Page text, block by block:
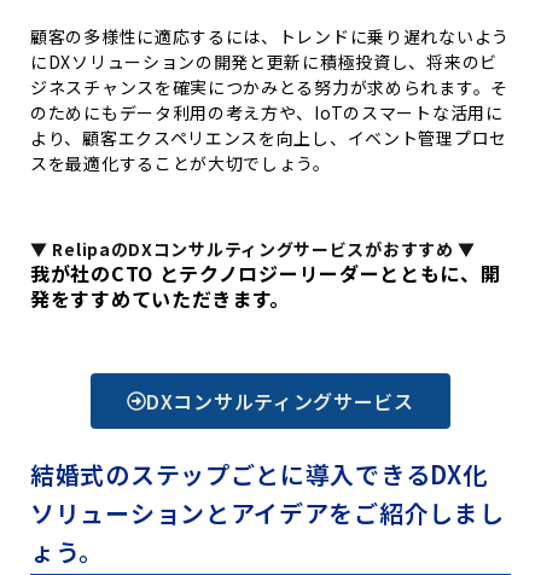
顧客の多様性に適応するには、トレンドに乗り遅れないよう
にDXソリューションの開発と更新に積極投資し、将来のビ
ジネスチャンスを確実につかみとる努力が求められます。そ
のためにもデータ利用の考え方や、IoTのスマートな活用に
より、顧客エクスペリエンスを向上し、イベント管理プロセ
スを最適化することが大切でしょう。
▼ RelipaのDXコンサルティングサービスがおすすめ ▼
我が社のCTO とテクノロジーリーダーとともに、開
発をすすめていただきます。
DXコンサルティングサービス
結婚式のステップごとに導入できるDX化
ソリューションとアイデアをご紹介しまし
ょう。